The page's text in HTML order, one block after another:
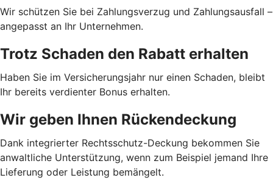
Wir schützen Sie bei Zahlungsverzug und Zahlungsausfall –
angepasst an Ihr Unternehmen.
Trotz Schaden den Rabatt erhalten
Haben Sie im Versicherungsjahr nur einen Schaden, bleibt
Ihr bereits verdienter Bonus erhalten.
Wir geben Ihnen Rückendeckung
Dank integrierter Rechtsschutz-Deckung bekommen Sie
anwaltliche Unterstützung, wenn zum Beispiel jemand Ihre
Lieferung oder Leistung bemängelt.